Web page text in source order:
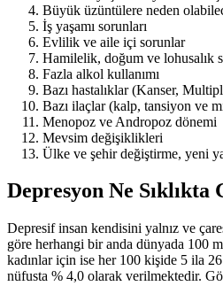
Büyük üzüntülere neden
İş yaşamı sorunları
Evlilik ve aile içi sorunlar
Hamilelik, doğum ve lohusalık
Fazla alkol kullanımı
Bazı hastalıklar (Kanser,
Bazı ilaçlar (kalp, tansiyon ve
Menopoz ve Andropoz dönemi
Mevsim değişiklikleri
Ülke ve şehir değiştirme, yeni
Depresyon Ne
Depresif insan kendisini yalnız ve
göre herhangi bir anda dünyada 100
kadınlar için ise her 100 kişide 5 ila
nüfusta % 4,0 olarak verilmektedir.